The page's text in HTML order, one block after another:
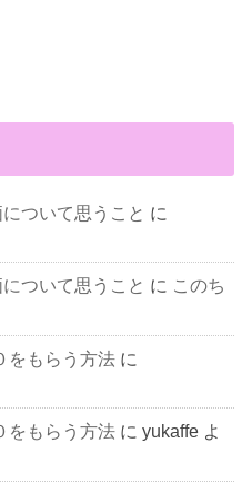
ついて思うこと に
ついて思うこと に このち
をもらう方法 に
をもらう方法 にyukaffe よ